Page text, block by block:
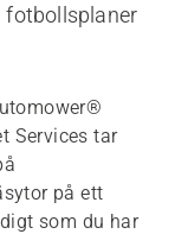
fotbollsplaner
Services tar
på ett
som du har